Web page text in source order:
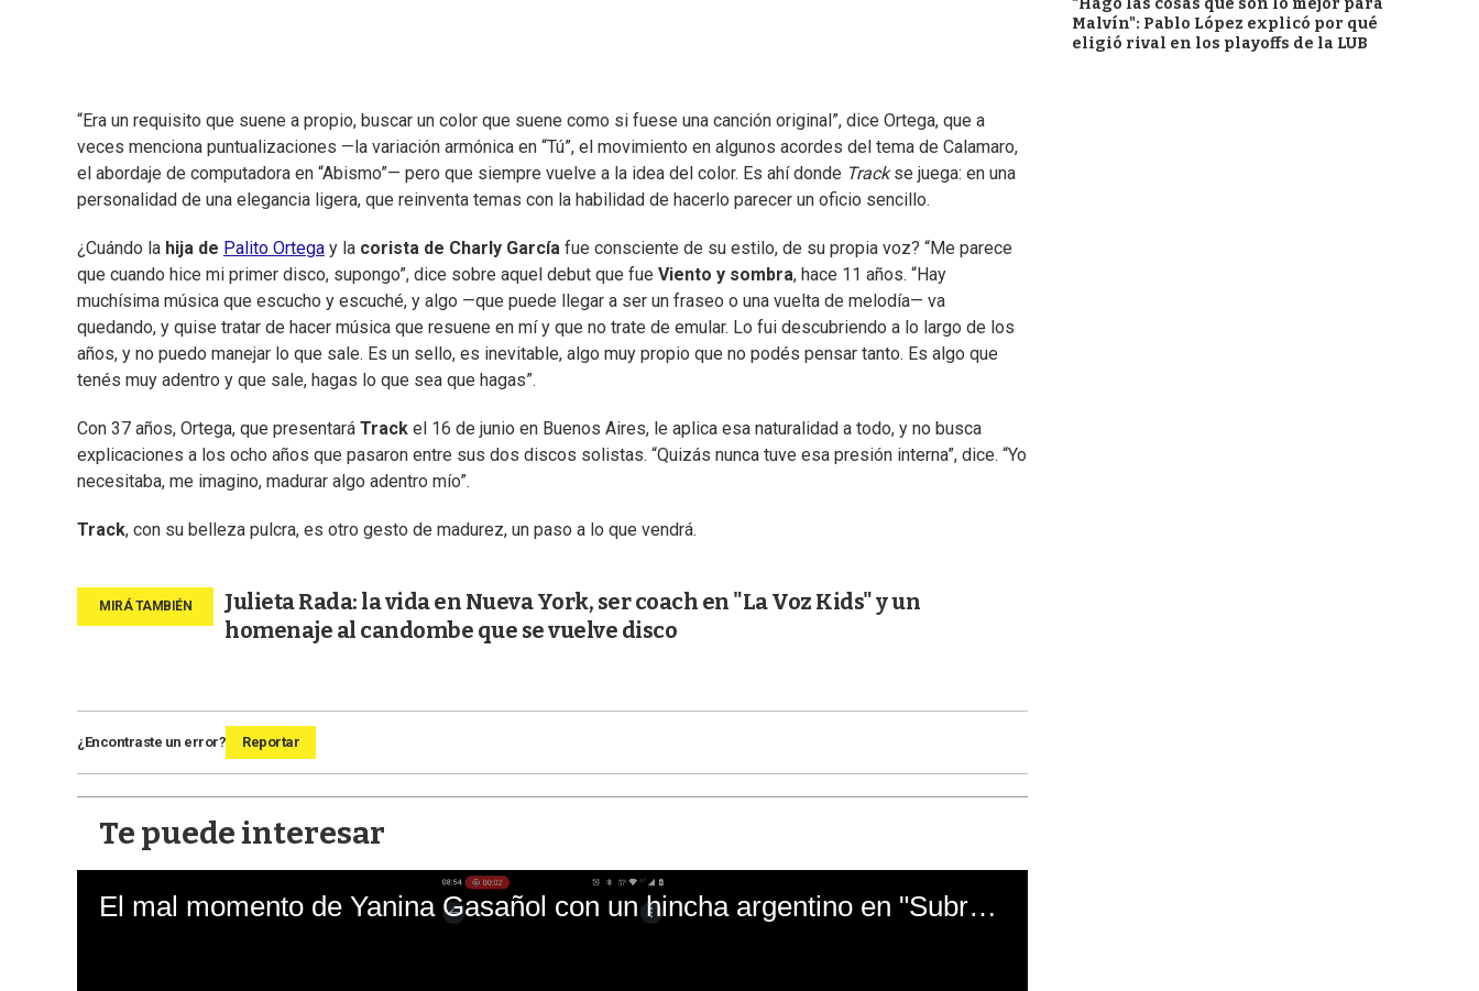
“Era un requisito que suene a propio, buscar un color que suene como si fuese una canción original”, dice Ortega, que a
veces menciona puntualizaciones —la variación armónica en “Tú”, el movimiento en algunos acordes del tema de Calamaro,
el abordaje de computadora en “Abismo”— pero que siempre vuelve a la idea del color. Es ahí donde Trackse juega: en una
personalidad de una elegancia ligera, que reinventa temas con la habilidad de hacerlo parecer un oficio sencillo.
¿Cuándo la hija de Palito Ortega y la corista de Charly García fue consciente de su estilo, de su propia voz? “Me parece
que cuando hice mi primer disco, supongo”, dice sobre aquel debut que fue Viento y sombra, hace 11 años. “Hay
muchísima música que escucho y escuché, y algo —que puede llegar a ser un fraseo o una vuelta de melodía— va
quedando, y quise tratar de hacer música que resuene en mí y que no trate de emular. Lo fui descubriendo a lo largo de los
años, y no puedo manejar lo que sale. Es un sello, es inevitable, algo muy propio que no podés pensar tanto. Es algo que
tenés muy adentro y que sale, hagas lo que sea que hagas”.
Con 37 años, Ortega, que presentará Track el 16 de junio en Buenos Aires, le aplica esa naturalidad a todo, y no busca
explicaciones a los ocho años que pasaron entre sus dos discos solistas. “Quizás nunca tuve esa presión interna”, dice. “Yo
necesitaba, me imagino, madurar algo adentro mío”.
Track, con su belleza pulcra, es otro gesto de madurez, un paso a lo que vendrá.
Julieta Rada: la vida en Nueva York, ser coach en "La Voz Kids" y un
homenaje al candombe que se vuelve disco
¿Encontraste un error? Reportar
Te puede interesar
El mal momento de Yanina Gasañol con un hincha argentino en "Subrayado"
"Hago las cosas que son lo mejor para
Malvín": Pablo López explicó por qué
eligió rival en los playoffs de la LUB